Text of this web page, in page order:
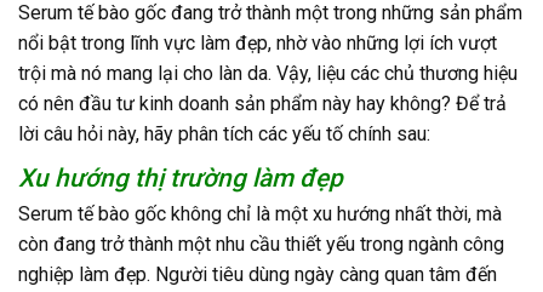
Serum tế bào gốc đang trở thành một trong những sản phẩm
nổi bật trong lĩnh vực làm đẹp, nhờ vào những lợi ích vượt
trội mà nó mang lại cho làn da. Vậy, liệu các chủ thương hiệu
có nên đầu tư kinh doanh sản phẩm này hay không? Để trả
lời câu hỏi này, hãy phân tích các yếu tố chính sau:
Xu hướng thị trường làm đẹp
Serum tế bào gốc không chỉ là một xu hướng nhất thời, mà
còn đang trở thành một nhu cầu thiết yếu trong ngành công
nghiệp làm đẹp. Người tiêu dùng ngày càng quan tâm đến